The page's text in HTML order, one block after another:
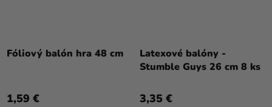
Fóliový balón hra 48 cm
1,59 €
Latexové balóny -
Stumble Guys 26 cm 8 ks
3,35 €